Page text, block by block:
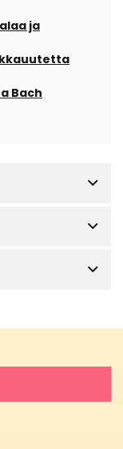
ja
Bach